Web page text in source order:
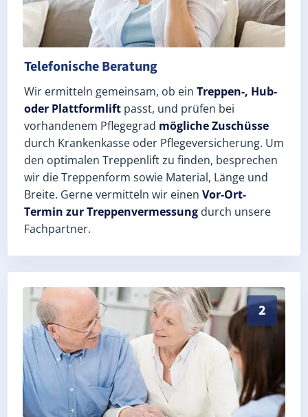
Telefonische Beratung
Wir ermitteln gemeinsam, ob ein Treppen-, Hub-
oder Plattformlift passt, und prüfen bei
vorhandenem Pflegegrad mögliche Zuschüsse
durch Krankenkasse oder Pflegeversicherung. Um
den optimalen Treppenlift zu finden, besprechen
wir die Treppenform sowie Material, Länge und
Breite. Gerne vermitteln wir einen Vor-Ort-
Termin zur Treppenvermessung durch unsere
Fachpartner.
2
Exaktes Aufmaß in Pillingsdorf (Saale-Orla-Kreis) –